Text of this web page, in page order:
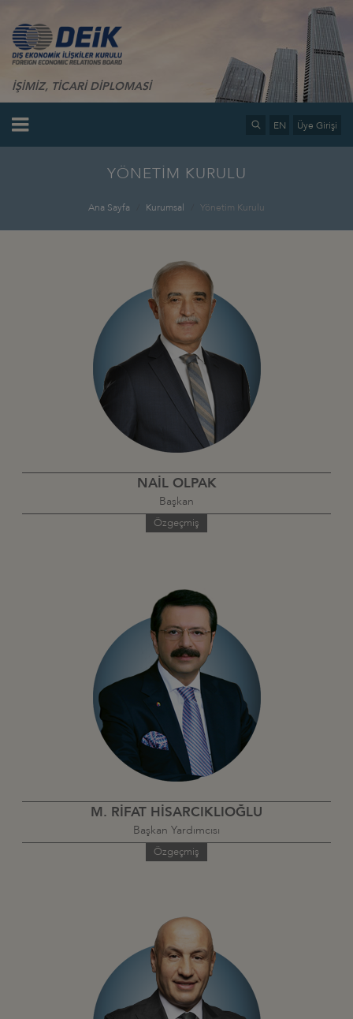
İŞİMİZ, TİCARİ DİPLOMASİ
EN Üye Girişi
YÖNETİM KURULU
Ana Sayfa Kurumsal Yönetim Kurulu
NAİL OLPAK
Başkan
Özgeçmiş
M. RİFAT HİSARCIKLIOĞLU
Başkan Yardımcısı
Özgeçmiş